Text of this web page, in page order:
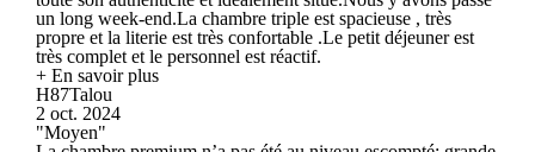
un long week-end.La chambre triple est spacieuse , très
propre et la literie est très confortable .Le petit déjeuner est
très complet et le personnel est réactif.
+ En savoir plus
H87Talou
2 oct. 2024
"Moyen"